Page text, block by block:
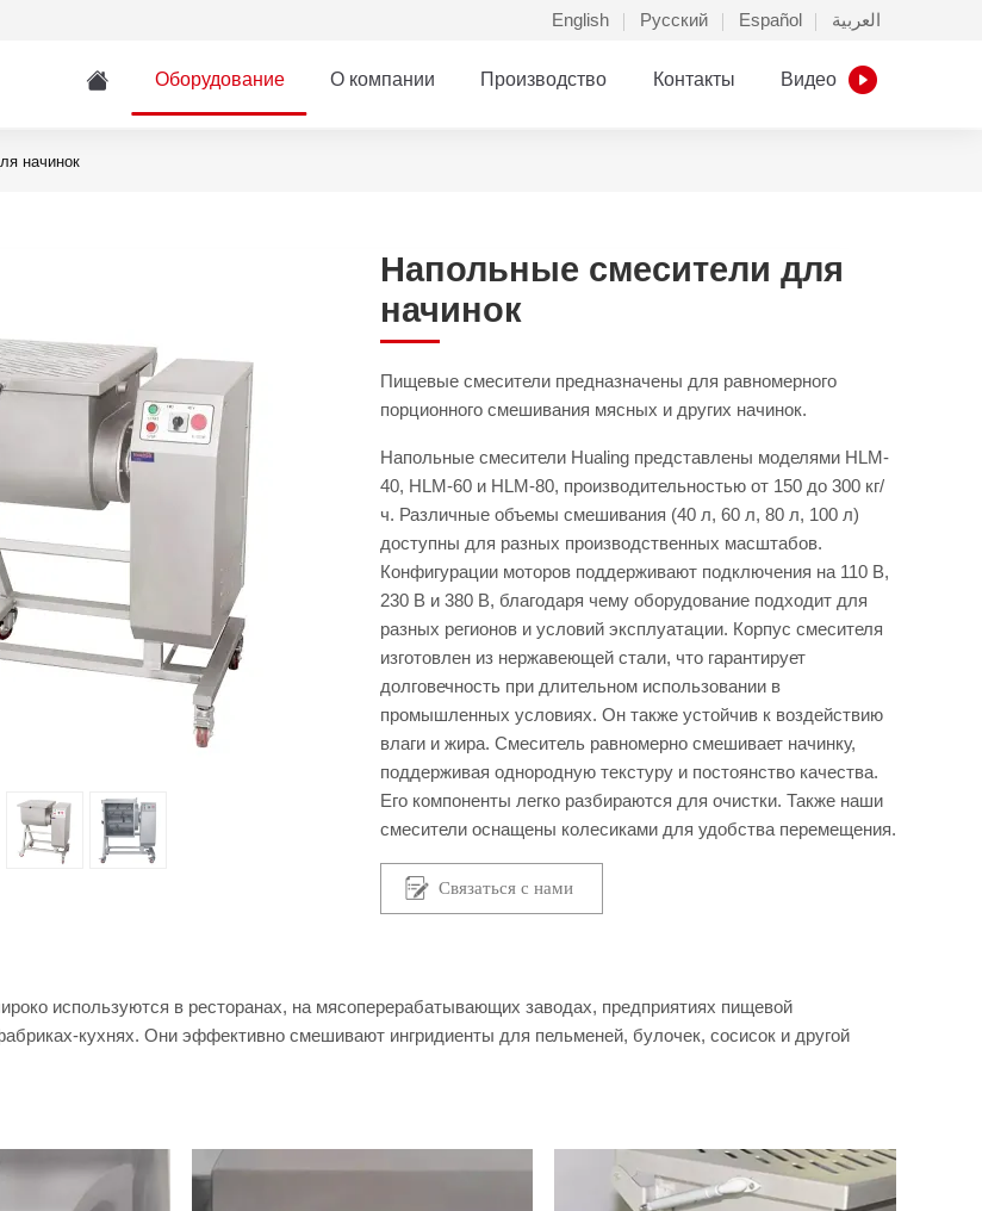
English Русский Español العربية
Оборудование О компании Производство Контакты Видео
начинок
Напольные смесители для
начинок
Пищевые смесители предназначены для равномерного
порционного смешивания мясных и других начинок.
Напольные смесители Hualing представлены моделями HLM-
40, HLM-60 и HLM-80, производительностью от 150 до 300 кг/
ч. Различные объемы смешивания (40 л, 60 л, 80 л, 100 л)
доступны для разных производственных масштабов.
Конфигурации моторов поддерживают подключения на 110 В,
230 В и 380 В, благодаря чему оборудование подходит для
разных регионов и условий эксплуатации. Корпус смесителя
изготовлен из нержавеющей стали, что гарантирует
долговечность при длительном использовании в
промышленных условиях. Он также устойчив к воздействию
влаги и жира. Смеситель равномерно смешивает начинку,
поддерживая однородную текстуру и постоянство качества.
Его компоненты легко разбираются для очистки. Также наши
смесители оснащены колесиками для удобства перемещения.
Связаться с нами
используются в ресторанах, на мясоперерабатывающих заводах, предприятиях пищевой
кухнях. Они эффективно смешивают ингридиенты для пельменей, булочек, сосисок и другой